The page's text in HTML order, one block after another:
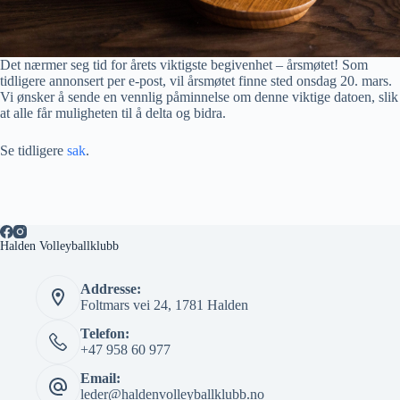
Det nærmer seg tid for årets viktigste begivenhet – årsmøtet! Som
tidligere annonsert per e-post, vil årsmøtet finne sted onsdag 20. mars.
Vi ønsker å sende en vennlig påminnelse om denne viktige datoen, slik
at alle får muligheten til å delta og bidra.
Se tidligere sak.
Halden Volleyballklubb
Addresse:
Foltmars vei 24, 1781 Halden
Telefon:
+47 958 60 977
Email:
leder@haldenvolleyballklubb.no